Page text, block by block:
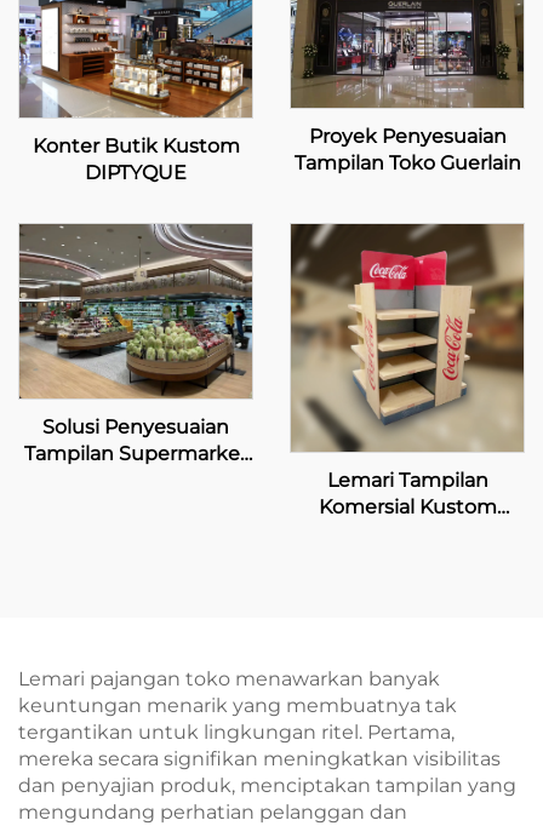
Konter Butik Kustom
DIPTYQUE
Proyek Penyesuaian
Tampilan Toko Guerlain
Solusi Penyesuaian
Tampilan Supermarket
Lemari Tampilan
Komersial Kustom
Lemari pajangan toko menawarkan banyak
keuntungan menarik yang membuatnya tak
tergantikan untuk lingkungan ritel. Pertama,
mereka secara signifikan meningkatkan visibilitas
dan penyajian produk, menciptakan tampilan yang
mengundang perhatian pelanggan dan